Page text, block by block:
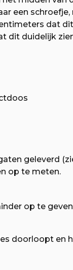
een schroefje,
dat
dit duidelijk
geleverd
op te meten.
op te
doorloopt en